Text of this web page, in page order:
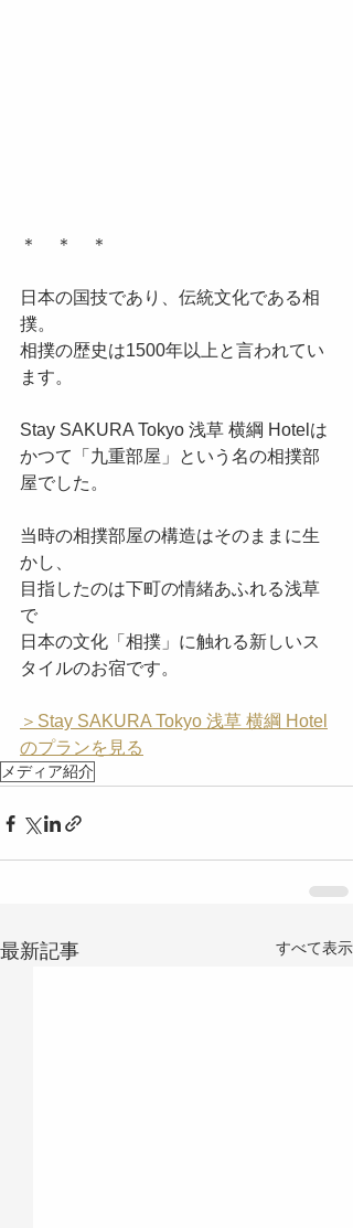
＊　＊　＊
日本の国技であり、伝統文化である相
撲。
相撲の歴史は1500年以上と言われてい
ます。
Stay SAKURA Tokyo 浅草 横綱 Hotelは
かつて「九重部屋」という名の相撲部
屋でした。
当時の相撲部屋の構造はそのままに生
かし、
目指したのは下町の情緒あふれる浅草
で
日本の文化「相撲」に触れる新しいス
タイルのお宿です。
＞Stay SAKURA Tokyo 浅草 横綱 Hotel
のプランを見る
メディア紹介
最新記事 すべて表示